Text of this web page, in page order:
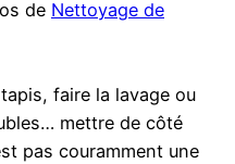
de Nettoyage de
faire la lavage ou
mettre de côté
pas couramment une